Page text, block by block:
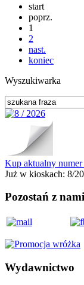
start
poprz.
1
2
nast.
koniec
Wyszukiwarka
Kup aktualny numer
Już w kioskach: 8/
Pozostań z
Wydawnictwo